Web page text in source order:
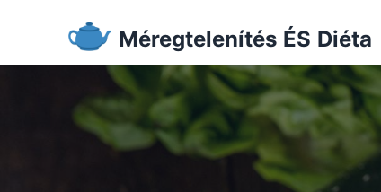
Méregtelenítés ÉS Diéta